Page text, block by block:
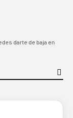
darte de baja en